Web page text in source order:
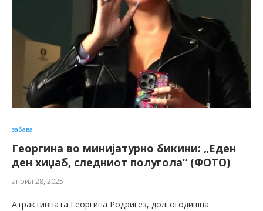
забава
Георгина во минијатурно бикини: „Еден
ден хиџаб, следниот полугола“ (ФОТО)
април 28, 2025
Атрактивната Георгина Родригез, долгогодишна